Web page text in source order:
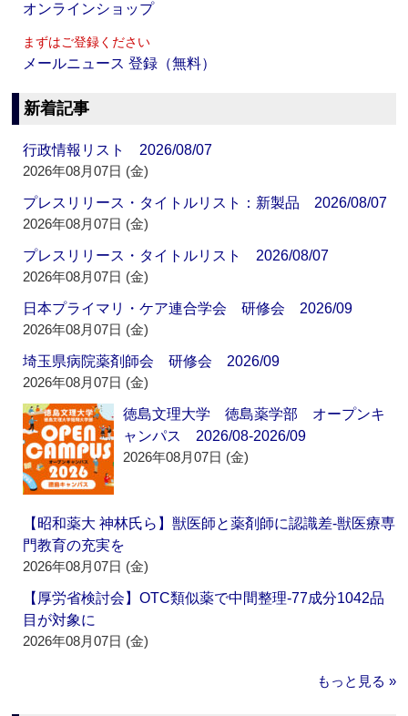
オンラインショップ
まずはご登録ください
メールニュース 登録（無料）
新着記事
行政情報リスト 2026/08/07
2026年08月07日 (金)
プレスリリース・タイトルリスト：新製品 2026/08/07
2026年08月07日 (金)
プレスリリース・タイトルリスト 2026/08/07
2026年08月07日 (金)
日本プライマリ・ケア連合学会 研修会 2026/09
2026年08月07日 (金)
埼玉県病院薬剤師会 研修会 2026/09
2026年08月07日 (金)
徳島文理大学 徳島薬学部 オープンキ
ャンパス 2026/08-2026/09
2026年08月07日 (金)
【昭和薬大 神林氏ら】獣医師と薬剤師に認識差‐獣医療専
門教育の充実を
2026年08月07日 (金)
【厚労省検討会】OTC類似薬で中間整理‐77成分1042品
目が対象に
2026年08月07日 (金)
もっと見る »